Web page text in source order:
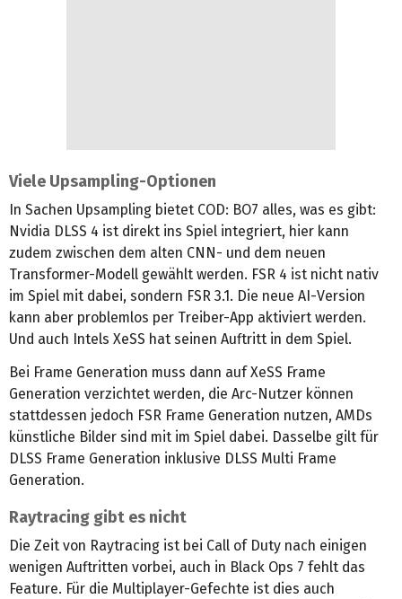
Viele Upsampling-Optionen
In Sachen Upsampling bietet COD: BO7 alles, was es gibt:
Nvidia DLSS 4 ist direkt ins Spiel integriert, hier kann
zudem zwischen dem alten CNN- und dem neuen
Transformer-Modell gewählt werden. FSR 4 ist nicht nativ
im Spiel mit dabei, sondern FSR 3.1. Die neue AI-Version
kann aber problemlos per Treiber-App aktiviert werden.
Und auch Intels XeSS hat seinen Auftritt in dem Spiel.
Bei Frame Generation muss dann auf XeSS Frame
Generation verzichtet werden, die Arc-Nutzer können
stattdessen jedoch FSR Frame Generation nutzen, AMDs
künstliche Bilder sind mit im Spiel dabei. Dasselbe gilt für
DLSS Frame Generation inklusive DLSS Multi Frame
Generation.
Raytracing gibt es nicht
Die Zeit von Raytracing ist bei Call of Duty nach einigen
wenigen Auftritten vorbei, auch in Black Ops 7 fehlt das
Feature. Für die Multiplayer-Gefechte ist dies auch